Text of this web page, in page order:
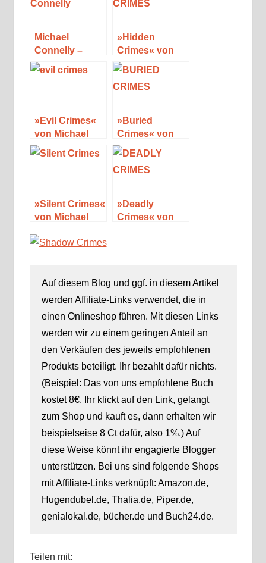
Michael
Connelly –
Seine Bücher
und Figuren
»Hidden
Crimes« von
Michael
Hambling
»Evil Crimes«
von Michael
Hambling
»Buried
Crimes« von
Michael
Hambling
»Silent Crimes«
von Michael
»Deadly
Crimes« von
Auf diesem Blog und ggf. in diesem Artikel
werden Affiliate-Links verwendet, die in
einen Onlineshop führen. Mit diesen Links
werden wir zu einem geringen Anteil an
den Verkäufen des jeweils empfohlenen
Produkts beteiligt. Ihr bezahlt dafür nichts.
(Beispiel: Das von uns empfohlene Buch
kostet 8€. Ihr klickt auf den Link, gelangt
zum Shop und kauft es, dann erhalten wir
beispielseise 8 Ct dafür, also 1%.) Auf
diese Weise könnt ihr engagierte Blogger
unterstützen. Bei uns sind folgende Shops
mit Affiliate-Links verknüpft: Amazon.de,
Hugendubel.de, Thalia.de, Piper.de,
genialokal.de, bücher.de und Buch24.de.
Teilen mit: